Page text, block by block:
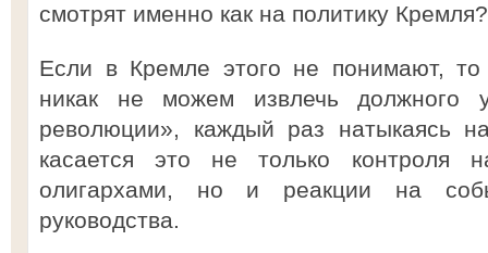
смотрят именно как на политику
Если в Кремле этого не понимают,
никак не можем извлечь должного
революции», каждый раз натыкаясь
касается это не только контроля
олигархами, но и реакции на
руководства.